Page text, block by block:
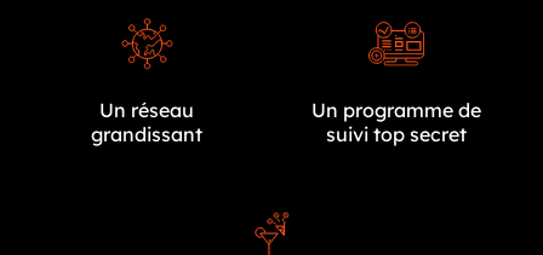
Un réseau
grandissant
Un programme de
suivi top secret